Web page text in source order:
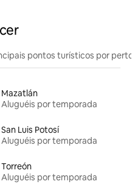
pontos turísticos por perto
Mazatlán
Aluguéis por temporada
San Luis Potosí
Aluguéis por temporada
Torreón
Aluguéis por temporada